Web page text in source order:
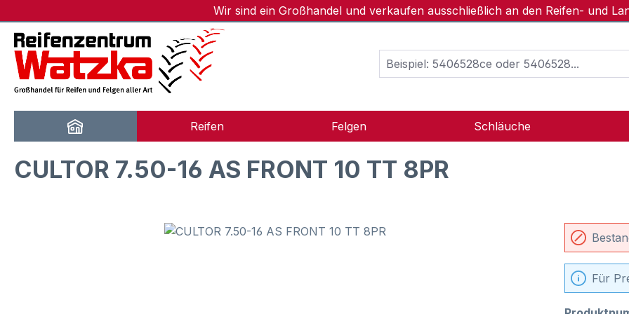
Wir sind ein Großhandel und verkaufen ausschließlich an den Reifen- und
Reifen Felgen Schläuche
CULTOR 7.50-16 AS FRONT 10 TT 8PR
Für